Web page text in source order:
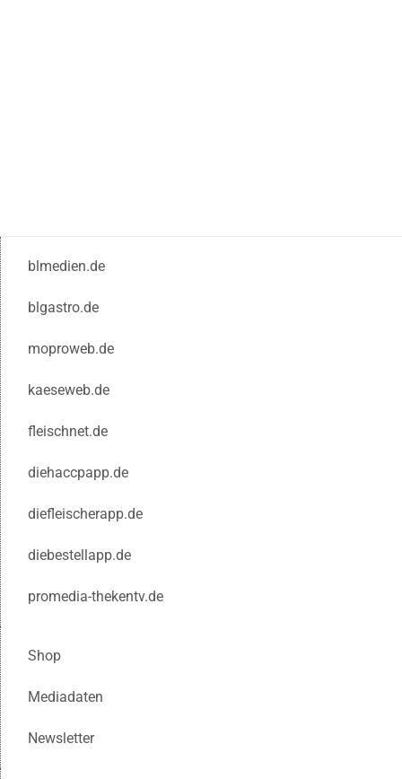
blmedien.de
blgastro.de
moproweb.de
kaeseweb.de
fleischnet.de
diehaccpapp.de
diefleischerapp.de
diebestellapp.de
promedia-thekentv.de
Shop
Mediadaten
Newsletter